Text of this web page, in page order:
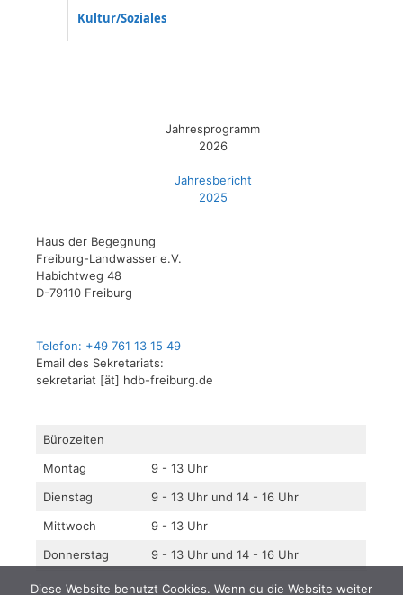
Kultur/Soziales
Jahresprogramm
2026
Jahresbericht
2025
Haus der Begegnung
Freiburg-Landwasser e.V.
Habichtweg 48
D-79110 Freiburg
Telefon: +49 761 13 15 49
Email des Sekretariats:
sekretariat [ät] hdb-freiburg.de
Bürozeiten
Montag
9 - 13 Uhr
Dienstag
9 - 13 Uhr und 14 - 16 Uhr
Mittwoch
9 - 13 Uhr
Donnerstag
9 - 13 Uhr und 14 - 16 Uhr
Diese Website benutzt Cookies. Wenn du die Website weiter